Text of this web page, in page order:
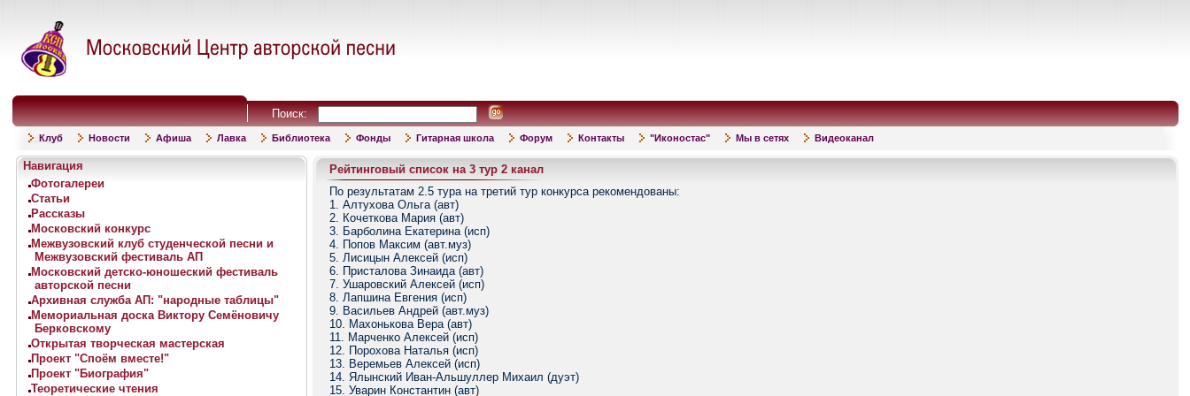
Поиск:
Клуб Новости Афиша Лавка Библиотека Фонды Гитарная школа Форум Контакты "Иконостас" Мы в сетях Видеоканал
Навигация
Фотогалереи
Статьи
Рассказы
Московский конкурс
Межвузовский клуб студенческой песни и
Межвузовский фестиваль АП
Московский детско-юношеский фестиваль
авторской песни
Архивная служба АП: "народные таблицы"
Мемориальная доска Виктору Семёновичу
Берковскому
Открытая творческая мастерская
Проект "Споём вместе!"
Проект "Биография"
Теоретические чтения
Рейтинговый список на 3 тур 2 канал
По результатам 2.5 тура на третий тур конкурса рекомендованы:
1. Алтухова Ольга (авт)
2. Кочеткова Мария (авт)
3. Барболина Екатерина (исп)
4. Попов Максим (авт.муз)
5. Лисицын Алексей (исп)
6. Присталова Зинаида (авт)
7. Ушаровский Алексей (исп)
8. Лапшина Евгения (исп)
9. Васильев Андрей (авт.муз)
10. Махонькова Вера (авт)
11. Марченко Алексей (исп)
12. Порохова Наталья (исп)
13. Веремьев Алексей (исп)
14. Ялынский Иван-Альшуллер Михаил (дуэт)
15. Уварин Константин (авт)